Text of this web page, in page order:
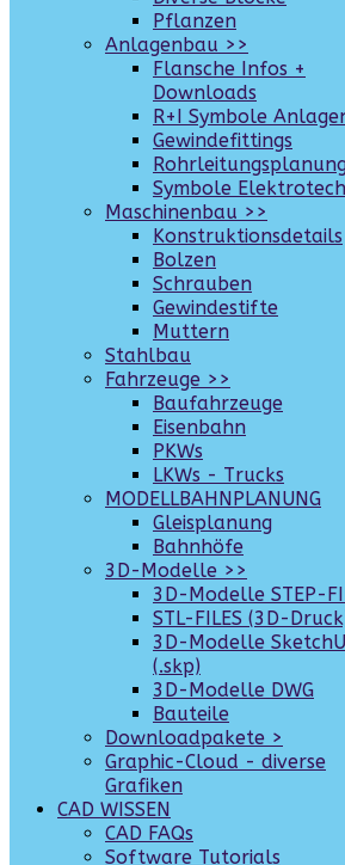
Pflanzen
Anlagenbau >>
Flansche Infos +
Downloads
R+I Symbole
Gewindefittings
Symbole
Maschinenbau >>
Konstruktionsdetails
Bolzen
Schrauben
Gewindestifte
Muttern
Stahlbau
Fahrzeuge >>
Baufahrzeuge
Eisenbahn
PKWs
LKWs - Trucks
MODELLBAHNPLANUNG
Gleisplanung
Bahnhöfe
3D-Modelle >>
3D-Modelle STEP-
STL-FILES (3D-
3D-Modelle
(.skp)
3D-Modelle DWG
Bauteile
Downloadpakete >
Graphic-Cloud - diverse
Grafiken
CAD WISSEN
CAD FAQs
Software Tutorials